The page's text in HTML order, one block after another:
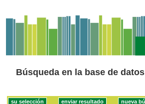
Búsqueda en la base de datos